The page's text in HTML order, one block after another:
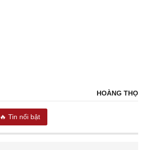
HOÀNG THỌ
🔥 Tin nổi bật